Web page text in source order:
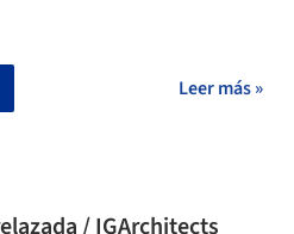
Leer más »
/ IGArchitects